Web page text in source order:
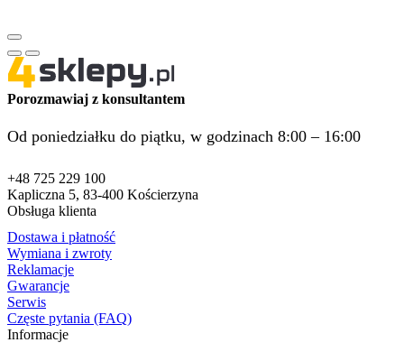
Porozmawiaj z konsultantem
Od poniedziałku do piątku, w godzinach 8:00 – 16:00
+48 725 229 100
Kapliczna 5, 83-400 Kościerzyna
Obsługa klienta
Dostawa i płatność
Wymiana i zwroty
Reklamacje
Gwarancje
Serwis
Częste pytania (FAQ)
Informacje